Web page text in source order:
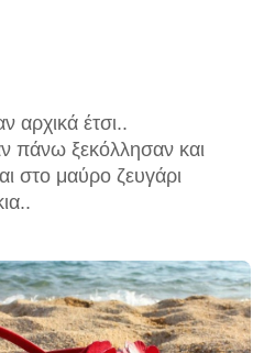
αρχικά έτσι..
πάνω ξεκόλλησαν και
στο μαύρο ζευγάρι